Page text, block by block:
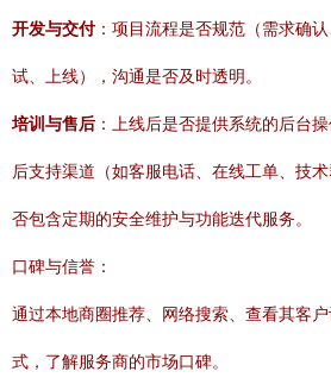
开发与交付：项目流程是否规范（需求确
试、上线），沟通是否及时透明。
培训与售后 ：上线后是否提供系统的后台
后支持渠道（如客服电话、在线工单、技
否包含定期的安全维护与功能迭代服务。
口碑与信誉：
通过本地商圈推荐、网络搜索、查看其客
式，了解服务商的市场口碑。